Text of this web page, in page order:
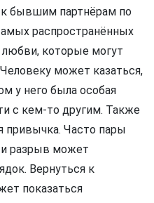
бывшим партнёрам по
распространённых
любви, которые могут
может казаться,
у него была особая
с кем-то другим. Также
Часто пары
разрыв может
Вернуться к
показаться